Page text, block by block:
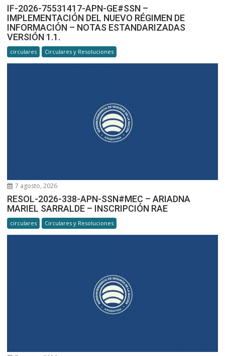
IF-2026-75531417-APN-GE#SSN –
IMPLEMENTACIÓN DEL NUEVO RÉGIMEN DE
INFORMACIÓN – NOTAS ESTANDARIZADAS
VERSIÓN 1.1.
circulares Circulares y Resoluciones
7 agosto, 2026
RESOL-2026-338-APN-SSN#MEC – ARIADNA
MARIEL SARRALDE – INSCRIPCIÓN RAE
circulares Circulares y Resoluciones